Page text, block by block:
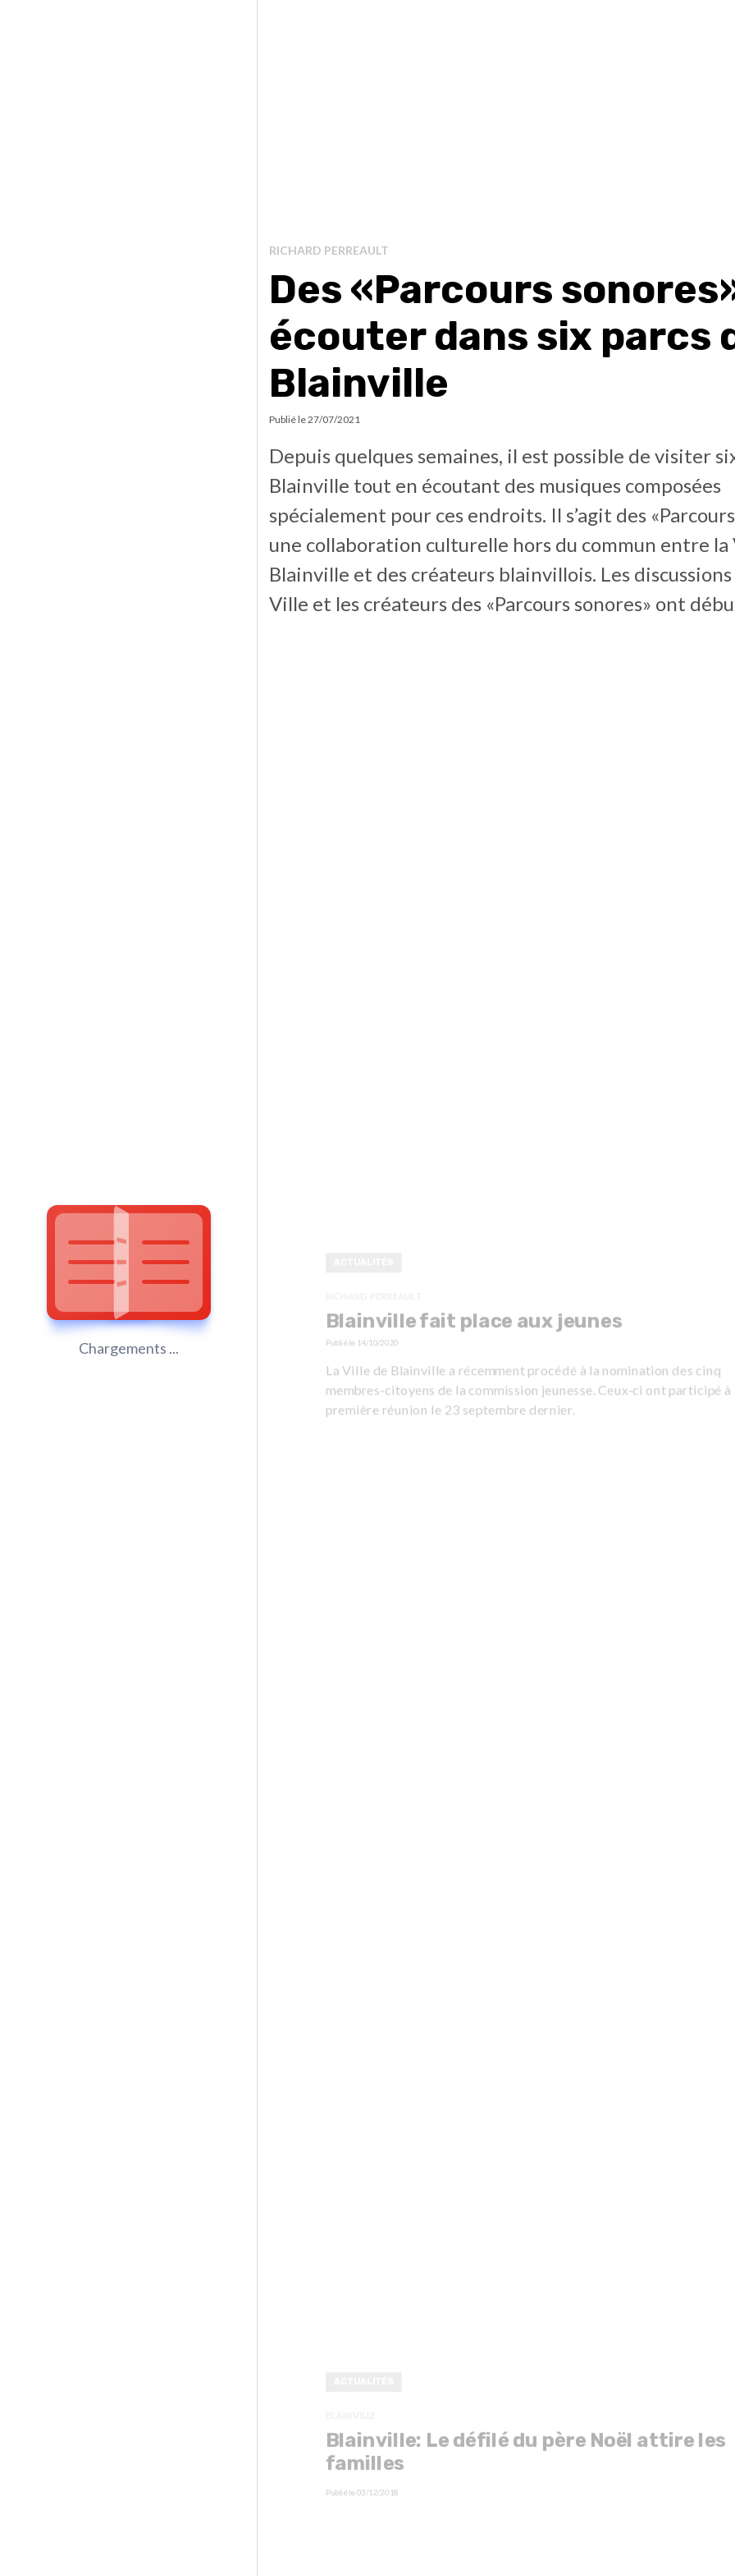
Chargements ...
RICHARD PERREAULT
Des «Parcours
écouter dans six parcs
Blainville
Publié le27/07/2021
Depuis quelques semaines, il est possible de visiter
Blainville tout en écoutant des musiques composées
spécialement pour ces endroits. Il s’agit des
une collaboration culturelle hors du commun entre la
Blainville et des créateurs blainvillois. Les
Ville et les créateurs des «Parcours sonores» ont
Blainville fait place aux jeunes
Publié le 14/10/2020
La Ville de Blainville a récemment procédé à la nomination des cinq
membres-citoyens de la commission jeunesse. Ceux-ci ont participé à
première réunion le 23 septembre dernier.
Blainville: Le défilé du père Noël attire les
familles
Publié le 03/12/2018